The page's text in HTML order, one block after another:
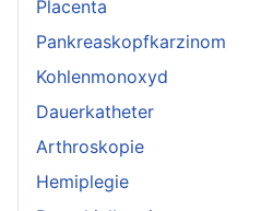
Placenta
Pankreaskopfkarzinom
Kohlenmonoxyd
Dauerkatheter
Arthroskopie
Hemiplegie